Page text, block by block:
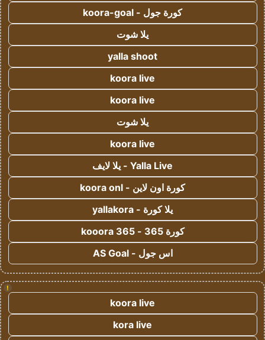
كورة جول - koora-goal
يلا شوت
yalla shoot
koora live
koora live
يلا شوت
koora live
Yalla Live - يلا لايف
كورة اون لاين - koora onl
يلا كورة - yallakora
كورة 365 - kooora 365
اس جول - AS Goal
!
koora live
kora live